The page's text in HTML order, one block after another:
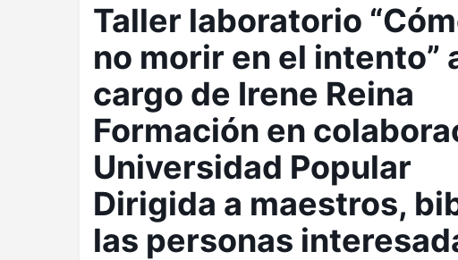
Taller laboratorio
no morir en el intento”
cargo de Irene Reina
Formación en
Universidad Popular
Dirigida a maestros,
las personas